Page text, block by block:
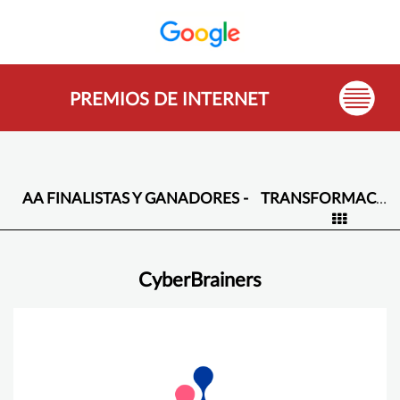
PREMIOS DE INTERNET
AA FINALISTAS Y GANADORES - TRANSFORMACIÓN DIGITAL -
CyberBrainers